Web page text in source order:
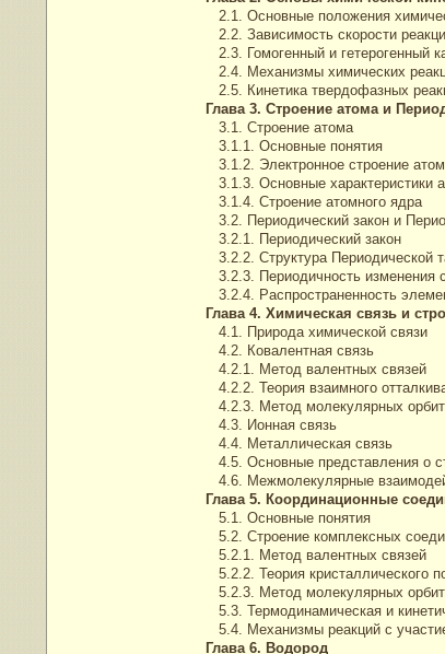
2.1. Основные положения
2.2. Зависимость скорости
2.3. Гомогенный и гетерогенный
2.4. Механизмы химических
2.5. Кинетика твердофазных
Глава 3. Строение атома и
3.1. Строение атома
3.1.1. Основные понятия
3.1.2. Электронное строение
3.1.3. Основные характеристики
3.1.4. Строение атомного ядра
3.2. Периодический закон и
3.2.1. Периодический закон
3.2.2. Структура Периодической
3.2.3. Периодичность изменения
3.2.4. Распространенность
Глава 4. Химическая связь и
4.1. Природа химической связи
4.2. Ковалентная связь
4.2.1. Метод валентных связей
4.2.2. Теория взаимного
4.2.3. Метод молекулярных
4.3. Ионная связь
4.4. Металлическая связь
4.5. Основные представления о
4.6. Межмолекулярные
Глава 5. Координационные
5.1. Основные понятия
5.2. Строение комплексных
5.2.1. Метод валентных связей
5.2.2. Теория кристаллического
5.2.3. Метод молекулярных
5.3. Термодинамическая и
5.4. Механизмы реакций с
Глава 6. Водород